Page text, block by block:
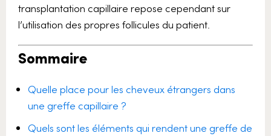
transplantation capillaire repose cependant sur
l’utilisation des propres follicules du patient.
Sommaire
Quelle place pour les cheveux étrangers dans
une greffe capillaire ?
Quels sont les éléments qui rendent une greffe de